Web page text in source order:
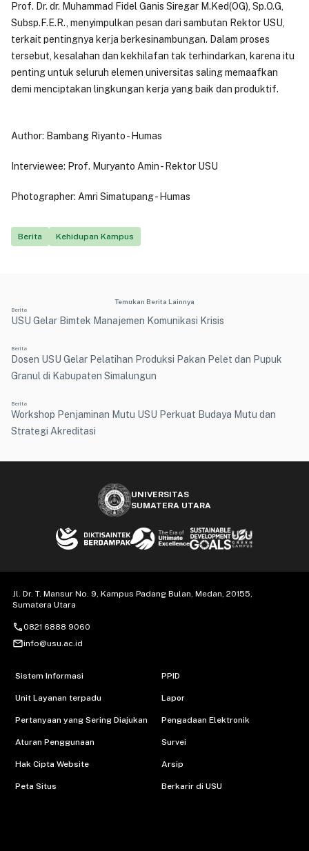
Prof. Dr. dr. Muhammad Fidel Ganis Siregar M.Ked(OG), Sp.O.G,
Subsp.F.E.R., menyimpulkan pesan dari sambutan Rektor USU,
terkait pentingnya kerja berkesinambungan. Dalam proses
tersebut, kesalahan dan kekhilafan tak terhindarkan, karena itu
penting untuk seluruh elemen universitas saling memaafkan
demi menciptakan lingkungan kerja yang baik dan produktif.
Author: Bambang Riyanto - Humas
Interviewee: Prof. Muryanto Amin - Rektor USU
Photographer: Amri Simatupang - Humas
Berita Kehidupan Kampus
Temukan Berita Lainnya
Berita
USU Gelar Bimtek Manajemen Komunikasi Krisis
Berita
Dosen USU Gelar Pelatihan Produksi Pakan Pelet dan Pupuk
Granul di Kabupaten Simalungun
Berita
Workshop Penjaminan Mutu USU Perkuat Budaya Mutu dan
Strategi Akreditasi
UNIVERSITAS
SUMATERA UTARA
Jl. Dr. T. Mansur No. 9, Kampus Padang Bulan, Medan, 20155,
Sumatera Utara
call0821 6888 9060
mail_outlineinfo@usu.ac.id
Sistem Informasi
Unit Layanan terpadu
Pertanyaan yang Sering Diajukan
Aturan Penggunaan
Hak Cipta Website
Peta Situs
PPID
Lapor
Pengadaan Elektronik
Survei
Arsip
Berkarir di USU